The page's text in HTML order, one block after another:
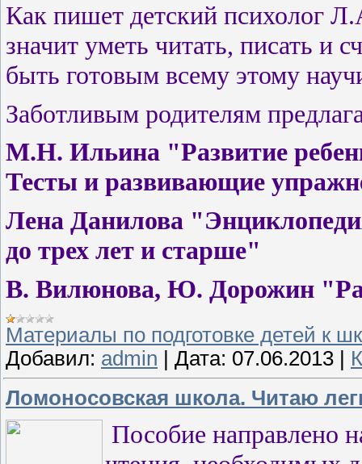
Как пишет детский психолог
значит уметь читать, писать и
быть готовым всему этому
Заботливым родителям
М.Н. Ильина "Развитие
Тесты и развивающие
Лена Данилова
до трех лет и старше"
В. Вилюнова, Ю. Дорожин
Материалы по подготовке детей к
Добавил: admin Дата: 07.06.2013
Ломоносовская школа. Читаю
Пособие направлено